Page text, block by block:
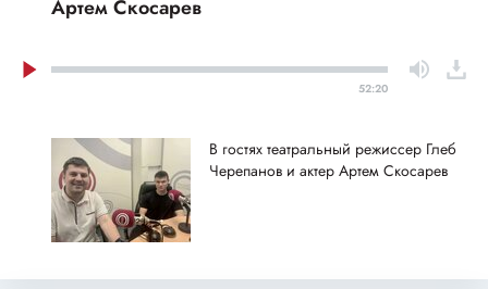
Артем Скосарев
52:20
В гостях театральный режиссер Глеб
Черепанов и актер Артем Скосарев